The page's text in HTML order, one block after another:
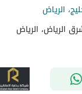
الرياض، الرياض